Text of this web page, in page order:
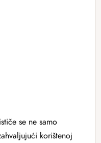
se ne samo
korištenoj